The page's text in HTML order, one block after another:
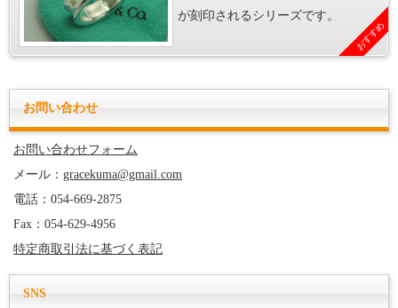
が刻印されるシリーズです。
おすすめ
お問い合わせ
お問い合わせフォーム
メール： gracekuma@gmail.com
電話：054-669-2875
Fax：054-629-4956
特定商取引法に基づく表記
SNS